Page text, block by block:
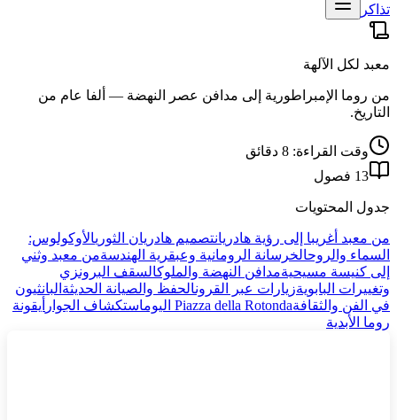
تذاكر
معبد لكل الآلهة
من روما الإمبراطورية إلى مدافن عصر النهضة — ألفا عام من
التاريخ.
وقت القراءة: 8 دقائق
13 فصول
جدول المحتويات
من معبد أغريبا إلى رؤية هادريانتصميم هادريان الثوريالأوكولوس:
السماء والروحالخرسانة الرومانية وعبقرية الهندسةمن معبد وثني
إلى كنيسة مسيحيةمدافن النهضة والملوكالسقف البرونزي
وتغييرات البابويةزيارات عبر القرونالحفظ والصيانة الحديثة البانثيون
في الفن والثقافةPiazza della Rotonda اليوم استكشاف الجوار أيقونة
روما الأبدية